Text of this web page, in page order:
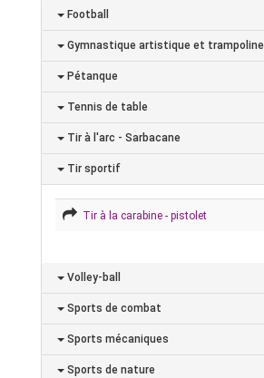
Football
Gymnastique artistique et trampoline
Pétanque
Tennis de table
Tir à l'arc - Sarbacane
Tir sportif
Tir à la carabine - pistolet
Volley-ball
Sports de combat
Sports mécaniques
Sports de nature